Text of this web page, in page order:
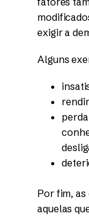
exigir a
Alguns
Por fim,
aquelas